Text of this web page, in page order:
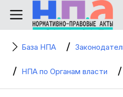
База НПА
НПА по Органам власти